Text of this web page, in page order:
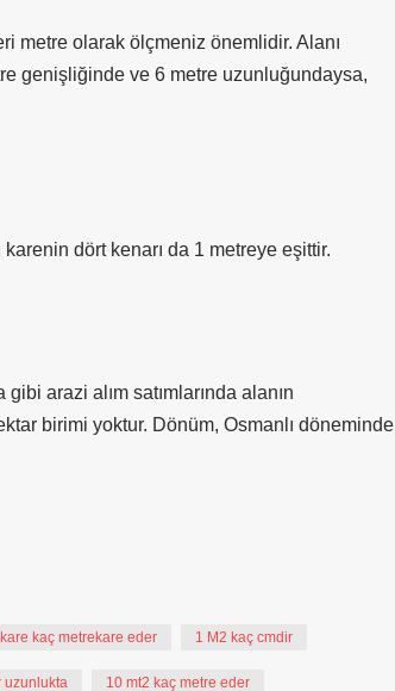
metre olarak ölçmeniz önemlidir. Alanı
genişliğinde ve 6 metre uzunluğundaysa,
dört kenarı da 1 metreye eşittir.
arazi alım satımlarında alanın
birimi yoktur. Dönüm, Osmanlı döneminde
kaç metrekare eder 1 M2 kaç cmdir
uzunlukta 10 mt2 kaç metre eder